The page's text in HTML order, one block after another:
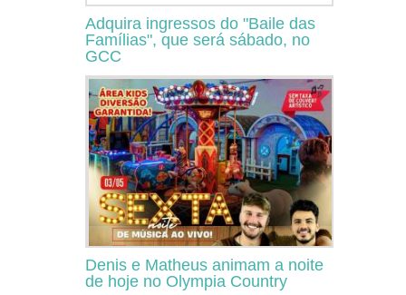
Adquira ingressos do "Baile das
Famílias", que será sábado, no
GCC
Denis e Matheus animam a noite
de hoje no Olympia Country